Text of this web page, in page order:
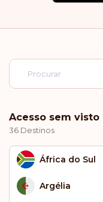
Acesso sem visto
36 Destinos
África do Sul
Argélia